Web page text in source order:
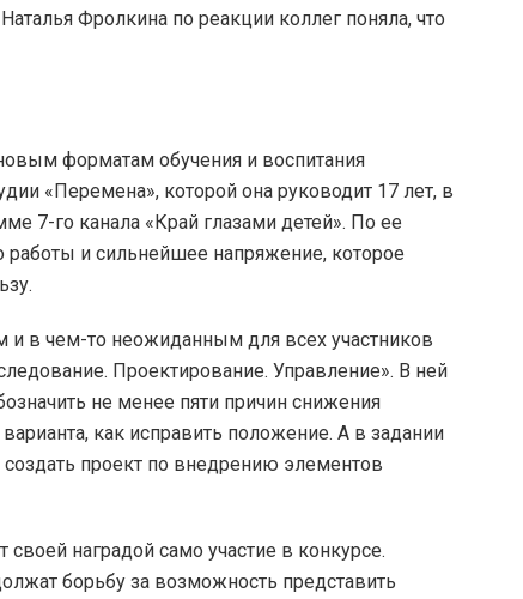
Фролкина по реакции коллег поняла, что
форматам обучения и воспитания
«Перемена», которой она руководит 17 лет, в
7-го канала «Край глазами детей». По ее
и сильнейшее напряжение, которое
в чем-то неожиданным для всех участников
Проектирование. Управление». В ней
не менее пяти причин снижения
как исправить положение. А в задании
проект по внедрению элементов
наградой само участие в конкурсе.
борьбу за возможность представить